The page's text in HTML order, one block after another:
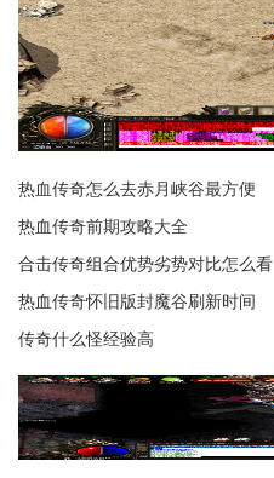
热血传奇怎么去赤月峡谷最方便
热血传奇前期攻略大全
合击传奇组合优势劣势对比怎么看
热血传奇怀旧版封魔谷刷新时间
传奇什么怪经验高